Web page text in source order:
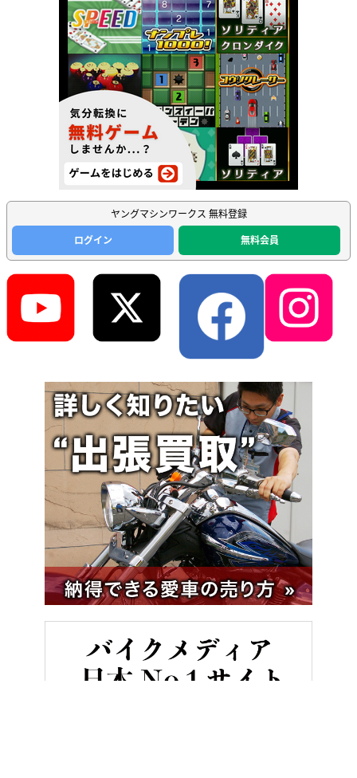
ヤングマシンワークス 無料登録
ログイン
無料会員